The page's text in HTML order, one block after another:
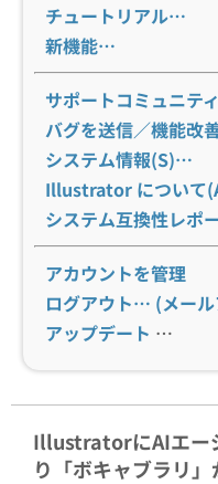
チュートリアル…
新機能…
サポートコミュニティ
バグを送信／機能改
システム情報(S)…
Illustrator について
システム互換性レポ
アカウントを管理
ログアウト… (メー
アップデート …
IllustratorにAIエー
り「ボキャブラリ